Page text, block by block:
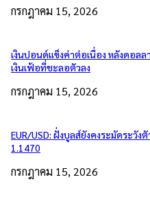
กรกฎาคม 15, 2026
เงินปอนด์แข็งค่าต่อเนื่อง หลังดอล
เงินเฟ้อที่ชะลอตัวลง
กรกฎาคม 15, 2026
EUR/USD: ฝั่งบูลส์ยังคงระมัดระวั
1.1470
กรกฎาคม 15, 2026